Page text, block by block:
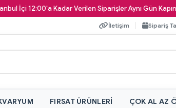
Kadar Verilen Siparişler Aynı Gün Kapınıza
İletişim Sipariş
FIRSAT ÜRÜNLERI ÇOK AL AZ